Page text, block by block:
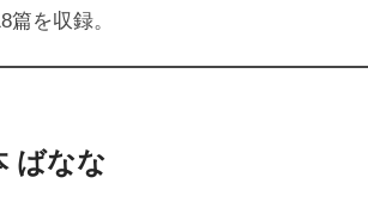
を収録。
ばなな